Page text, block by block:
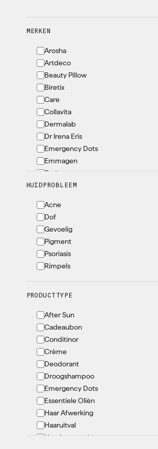
MERKEN
Arosha
Artdeco
Beauty Pillow
Biretix
Care
Collavita
Dermalab
Dr Irena Eris
Emergency Dots
Emmagen
Endocare
EVY
Heliocare
Heltitude
Instituut Sensy
IOAN
Iraltone
Konjac
Miglot
Oolaboo
OY
PCA
pHformula
Philip Martins
Renophase
She Iss
Tanny Max
Theraderm
HUIDPROBLEEM
Acne
Dof
Gevoelig
Pigment
Psoriasis
Rimpels
PRODUCTTYPE
After Sun
Cadeaubon
Conditinor
Crème
Deodorant
Droogshampoo
Emergency Dots
Essentiele Oliën
Haar Afwerking
Haaruitval
Hand verzorging